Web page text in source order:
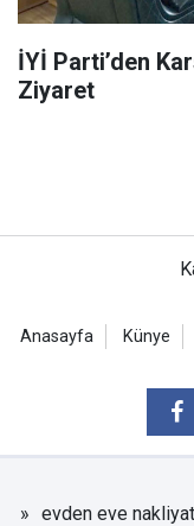
İYİ Parti’den
Ziyaret
Anasayfa Künye
evden eve nakliyat